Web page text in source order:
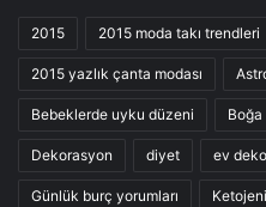
2015 2015 moda takı trendleri
2015 yazlık çanta modası
Bebeklerde uyku düzeni
Dekorasyon diyet ev
Günlük burç yorumları